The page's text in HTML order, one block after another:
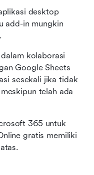
desktop
add-in mungkin
kolaborasi
Google Sheets
sesekali jika tidak
telah ada
365 untuk
gratis memiliki